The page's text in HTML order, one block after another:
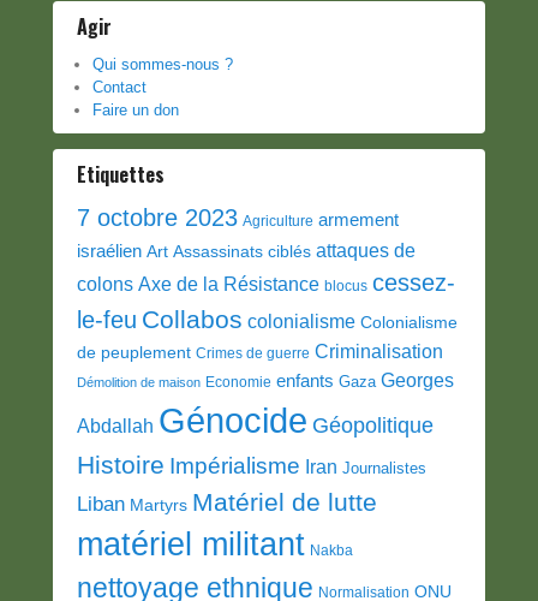
Agir
Qui sommes-nous ?
Contact
Faire un don
Etiquettes
7 octobre 2023 Agriculture armement
israélien Art Assassinats ciblés attaques de
colons Axe de la Résistance blocus cessez-
le-feu Collabos colonialisme Colonialisme
de peuplement Crimes de guerre Criminalisation
Démolition de maison Economie enfants Gaza Georges
Abdallah Génocide Géopolitique
Histoire Impérialisme Iran Journalistes
Liban Martyrs Matériel de lutte
matériel militant Nakba
nettoyage ethnique Normalisation ONU